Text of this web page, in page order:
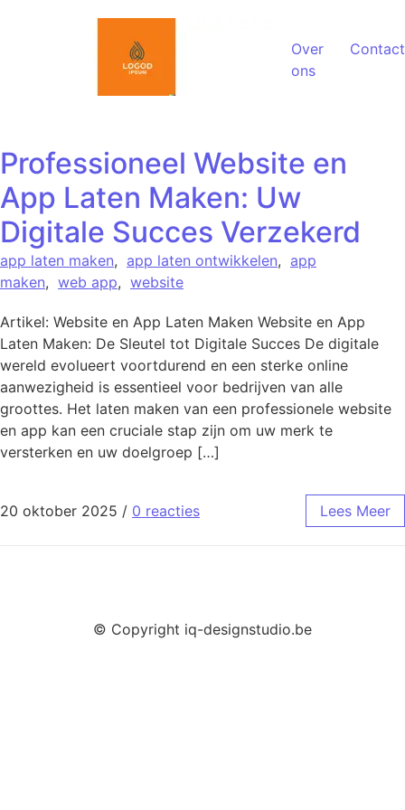
Over
ons
Contact
Professioneel Website en
App Laten Maken: Uw
Digitale Succes Verzekerd
app laten maken, app laten ontwikkelen, app
maken, web app, website
Artikel: Website en App Laten Maken Website en App
Laten Maken: De Sleutel tot Digitale Succes De digitale
wereld evolueert voortdurend en een sterke online
aanwezigheid is essentieel voor bedrijven van alle
groottes. Het laten maken van een professionele website
en app kan een cruciale stap zijn om uw merk te
versterken en uw doelgroep […]
20 oktober 2025 / 0 reacties Lees Meer
© Copyright iq-designstudio.be